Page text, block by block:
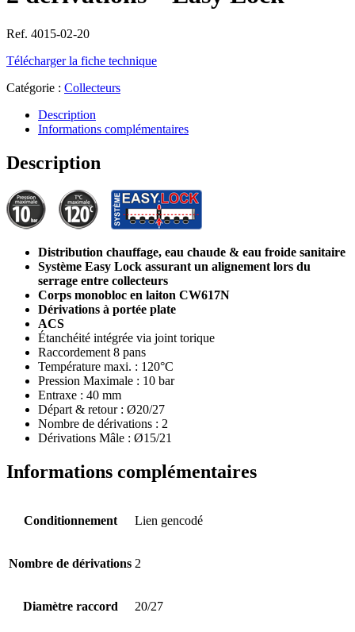
Ref. 4015-02-20
Télécharger la fiche technique
Catégorie : Collecteurs
Description
Informations complémentaires
Description
Distribution chauffage, eau chaude & eau froide sanitaire
Système Easy Lock assurant un alignement lors du
serrage entre collecteurs
Corps monobloc en laiton CW617N
Dérivations à portée plate
ACS
Étanchéité intégrée via joint torique
Raccordement 8 pans
Température maxi. : 120°C
Pression Maximale : 10 bar
Entraxe : 40 mm
Départ & retour : Ø20/27
Nombre de dérivations : 2
Dérivations Mâle : Ø15/21
Informations complémentaires
Conditionnement Lien gencodé
Nombre de dérivations 2
Diamètre raccord 20/27